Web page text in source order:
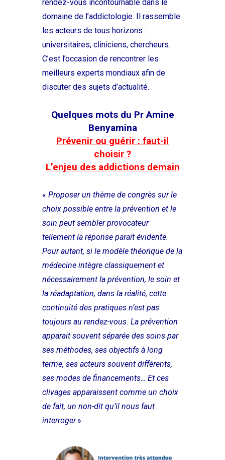
rendez-vous incontournable dans le
domaine de l’addictologie. Il rassemble
les acteurs de tous horizons :
universitaires, cliniciens, chercheurs.
C’est l’occasion de rencontrer les
meilleurs experts mondiaux afin de
discuter des sujets d’actualité.
Quelques mots du Pr Amine
Benyamina
Prévenir ou guérir : faut-il
choisir ?
L’enjeu des addictions demain
« Proposer un thème de congrès sur le
choix possible entre la prévention et le
soin peut sembler provocateur
tellement la réponse parait évidente.
Pour autant, si le modèle théorique de la
médecine intègre classiquement et
nécessairement la prévention, le soin et
la réadaptation, dans la réalité, cette
continuité des pratiques n’est pas
toujours au rendez-vous. La prévention
apparait souvent séparée des soins par
ses méthodes, ses objectifs à long
terme, ses acteurs souvent différents,
ses modes de financements… Et ces
clivages apparaissent comme un choix
de fait, un non-dit qu’il nous faut
interroger.»